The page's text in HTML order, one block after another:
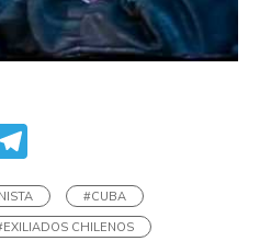
#CUBA
CHILENOS